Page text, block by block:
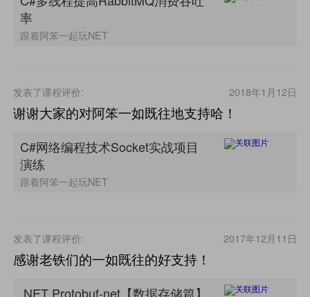
率
跟着阿笨一起玩NET
发表了课程评价: 2018年1月12日
谢谢大家的对阿笨一如既往地支持哈！
C#网络编程技术Socket实战项目
演练
跟着阿笨一起玩NET
发表了课程评价: 2017年12月11日
感谢老铁们的一如既往的好支持！
.NET Protobuf-net【数据存储篇】